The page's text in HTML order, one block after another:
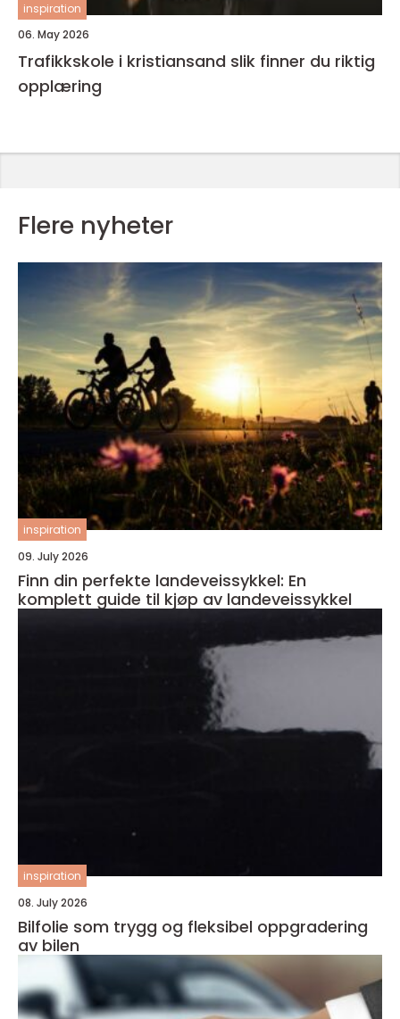
inspiration
06. May 2026
Trafikkskole i kristiansand slik finner du riktig
opplæring
Flere nyheter
inspiration
09. July 2026
Finn din perfekte landeveissykkel: En
komplett guide til kjøp av landeveissykkel
inspiration
08. July 2026
Bilfolie som trygg og fleksibel oppgradering
av bilen